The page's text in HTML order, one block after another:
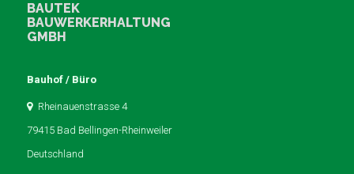
BAUTEK
BAUWERKERHALTUNG
GMBH
Bauhof / Büro
Rheinauenstrasse 4
79415 Bad Bellingen-Rheinweiler
Deutschland